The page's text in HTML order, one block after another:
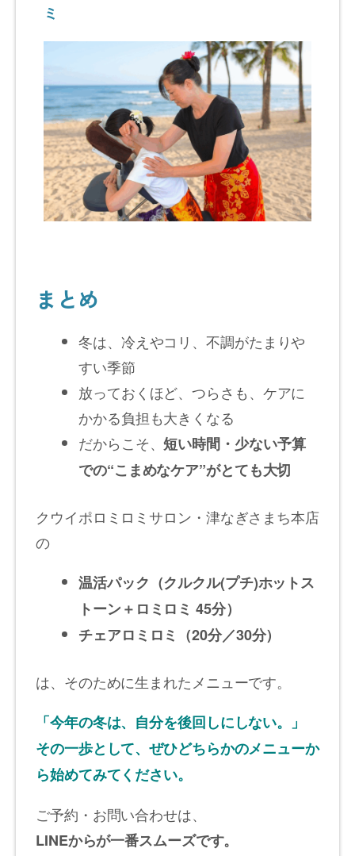
ミ
まとめ
冬は、冷えやコリ、不調がたまりや
すい季節
放っておくほど、つらさも、ケアに
かかる負担も大きくなる
だからこそ、短い時間・少ない予算
での“こまめなケア”がとても大切
クウイポロミロミサロン・津なぎさまち本店
の
温活パック（クルクル(プチ)ホットス
トーン＋ロミロミ 45分）
チェアロミロミ（20分／30分）
は、そのために生まれたメニューです。
「今年の冬は、自分を後回しにしない。」
その一歩として、ぜひどちらかのメニューか
ら始めてみてください。
ご予約・お問い合わせは、
LINEからが一番スムーズです。